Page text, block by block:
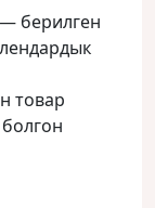
берилген
товар